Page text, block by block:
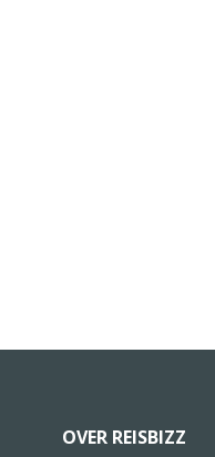
OVER REISBIZZ